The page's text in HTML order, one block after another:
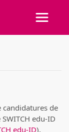
de
edu-ID
edu-ID).